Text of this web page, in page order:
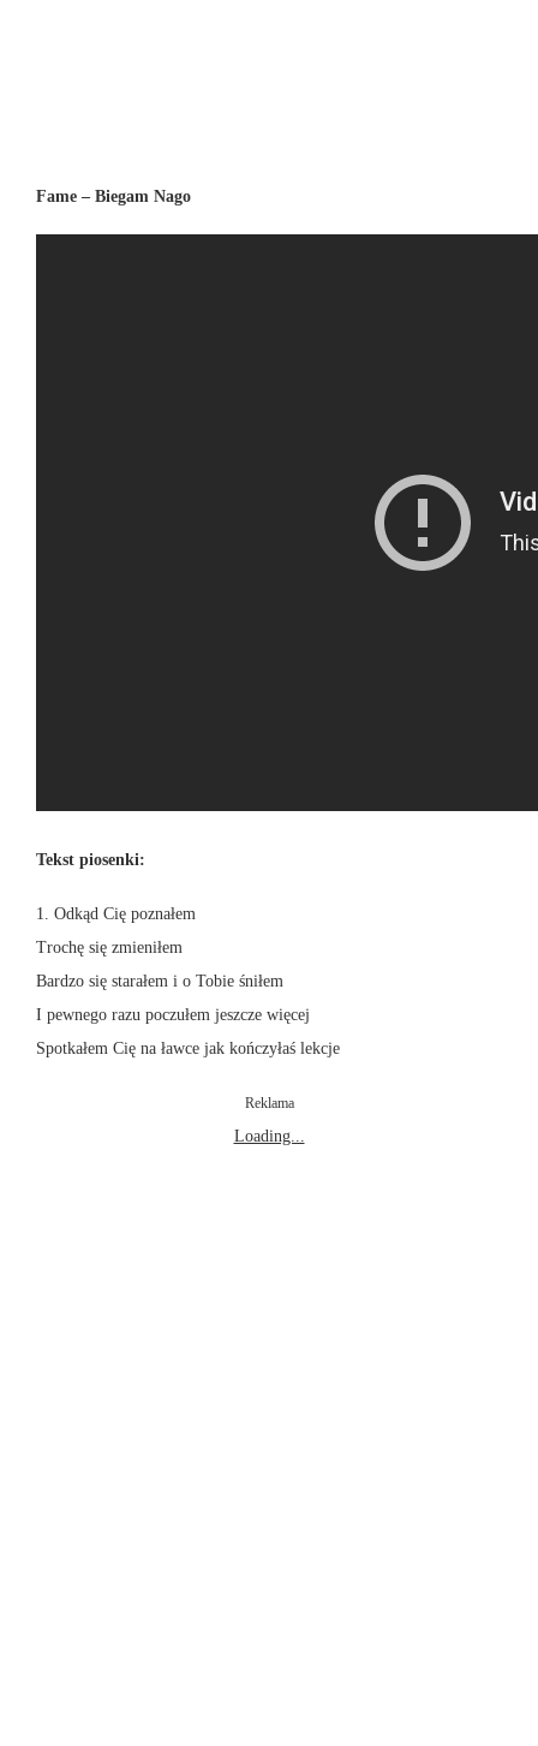
Fame – Biegam Nago
Tekst piosenki:
1. Odkąd Cię poznałem
Trochę się zmieniłem
Bardzo się starałem i o Tobie śniłem
I pewnego razu poczułem jeszcze więcej
Spotkałem Cię na ławce jak kończyłaś lekcje
Reklama
Loading...